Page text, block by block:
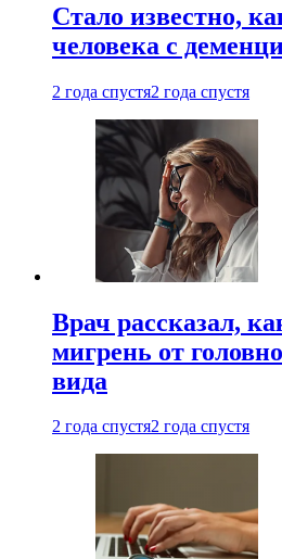
Стало известно,
человека с
2 года спустя2 года спустя
Врач рассказал,
мигрень от
вида
2 года спустя2 года спустя